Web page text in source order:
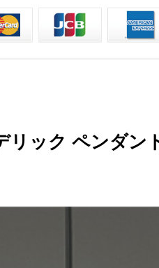
リック ペンダン